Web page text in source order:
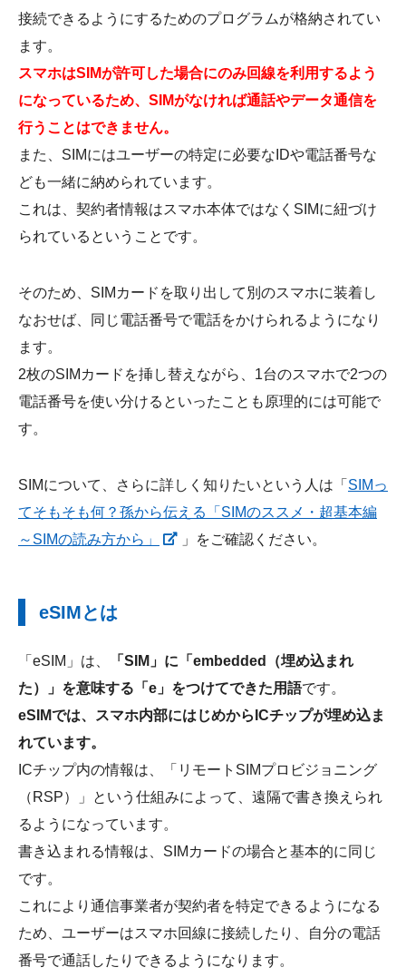
接続できるようにするためのプログラムが格納されてい
ます。
スマホはSIMが許可した場合にのみ回線を利用するよう
になっているため、SIMがなければ通話やデータ通信を
行うことはできません。
また、SIMにはユーザーの特定に必要なIDや電話番号な
ども一緒に納められています。
これは、契約者情報はスマホ本体ではなくSIMに紐づけ
られているということです。
そのため、SIMカードを取り出して別のスマホに装着し
なおせば、同じ電話番号で電話をかけられるようになり
ます。
2枚のSIMカードを挿し替えながら、1台のスマホで2つの
電話番号を使い分けるといったことも原理的には可能で
す。
SIMについて、さらに詳しく知りたいという人は「 SIMっ
てそもそも何？孫から伝える「SIMのススメ・超基本編
～SIMの読み方から」
」をご確認ください。
eSIMとは
「eSIM」は、
「SIM」に「embedded（埋め込まれ
た）」を意味する「e」をつけてできた用語です。
eSIMでは、スマホ内部にはじめからICチップが埋め込ま
れています。
ICチップ内の情報は、「リモートSIMプロビジョニング
（RSP）」という仕組みによって、遠隔で書き換えられ
るようになっています。
書き込まれる情報は、SIMカードの場合と基本的に同じ
です。
これにより通信事業者が契約者を特定できるようになる
ため、ユーザーはスマホ回線に接続したり、自分の電話
番号で通話したりできるようになります。